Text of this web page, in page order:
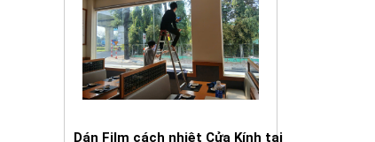
Dán Film cách nhiệt Cửa Kính tại